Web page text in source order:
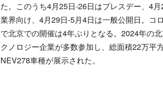
た。このうち4月25日-26日はプレスデー、4
業界向け、4月29日-5月4日は一般公開日。コ
で北京での開催は4年ぶりとなる。2024年の
クノロジー企業が多数参加し、総面積22万平
NEV278車種が展示された。